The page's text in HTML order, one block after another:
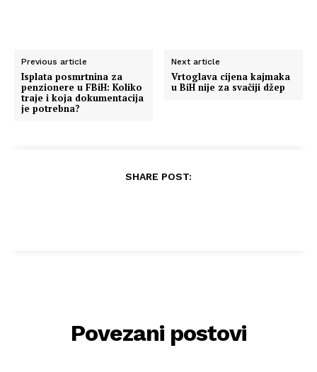
Previous article
Isplata posmrtnina za
penzionere u FBiH: Koliko
traje i koja dokumentacija
je potrebna?
Next article
Vrtoglava cijena kajmaka
u BiH nije za svačiji džep
SHARE POST:
Povezani postovi